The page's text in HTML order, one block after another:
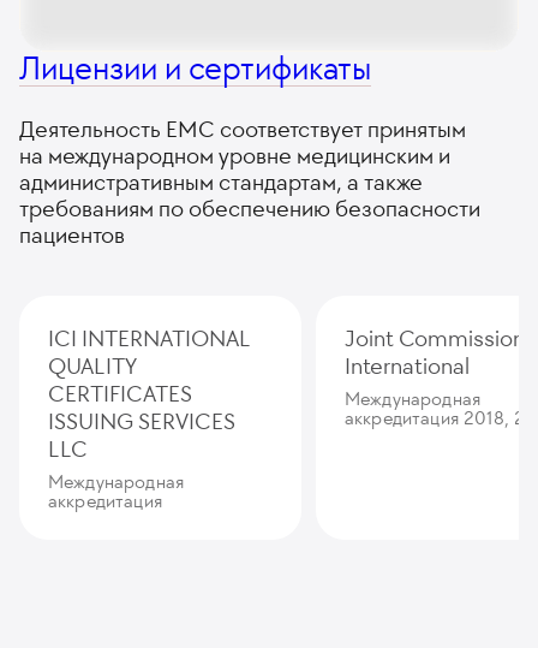
Лицензии и сертификаты
Деятельность ЕМС соответствует принятым
на международном уровне медицинским и
административным стандартам, а также
требованиям по обеспечению безопасности
пациентов
ICI INTERNATIONAL
QUALITY
CERTIFICATES
ISSUING SERVICES
LLC
Международная
аккредитация
Joint Commission
International
Международная
аккредитация 2018,